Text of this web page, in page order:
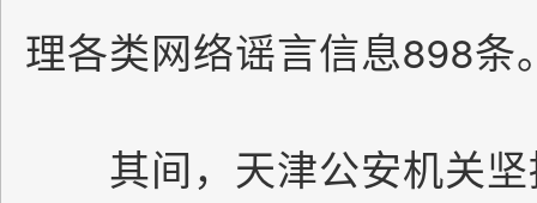
理各类网络谣言信息898条
其间，天津公安机关坚